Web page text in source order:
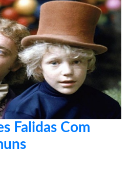
Falidas Com